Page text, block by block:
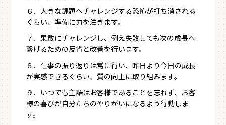
６．大きな課題へチャレンジする恐怖が打ち消される
ぐらい、準備に力を注ぎます。
７．果敢にチャレンジし、例え失敗しても次の成長へ
繋げるための反省と改善を行います。
８．仕事の振り返りは常に行い、昨日より今日の成長
が実感できるぐらい、質の向上に取り組みます。
９．いつでも主語はお客様であることを忘れず、お客
様の喜びが自分たちのやりがいになるよう行動しま
す。